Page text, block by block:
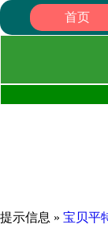
首页
提示信息 » 宝贝平